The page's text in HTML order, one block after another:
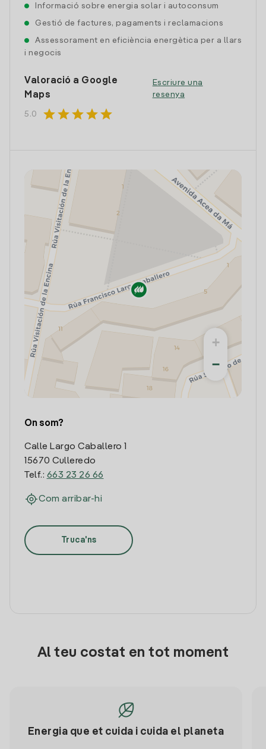
Informació sobre energia solar i autoconsum
Gestió de factures, pagaments i reclamacions
Assessorament en eficiència energètica per a llars
i negocis
Valoració a Google
Maps
5.0 starstarstarstarstar
Escriure una
resenya
+
−
On som?
Calle Largo Caballero 1
15670 Culleredo
Telf.: 663 23 26 66
Com arribar-hi
Truca'ns
Al teu costat en tot moment
Energia que et cuida i cuida el planeta